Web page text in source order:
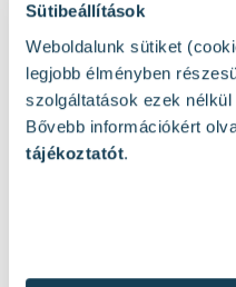
Sütibeállítások
Weboldalunk sütiket
legjobb élményben
szolgáltatások ezek
Bővebb információkért
tájékoztatót.